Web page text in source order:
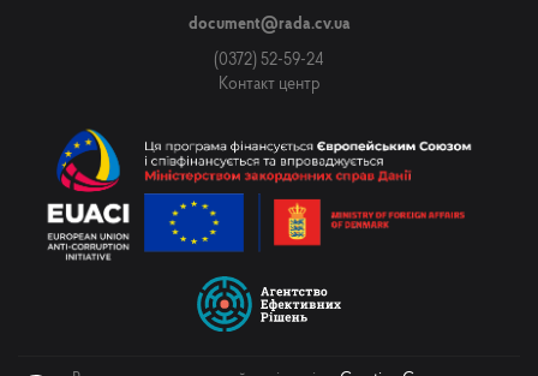
document@rada.cv.ua
(0372) 52-59-24
Контакт центр